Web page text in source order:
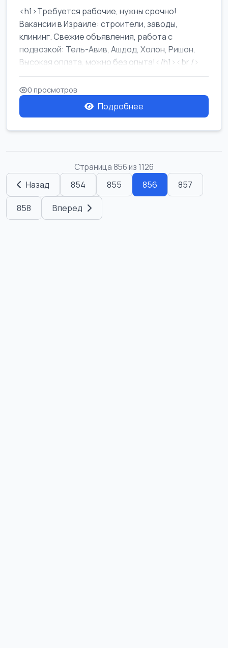
<h1>Требуется рабочие, нужны срочно!
Вакансии в Израиле: строители, заводы,
клининг. Свежие объявления, работа с
подвозкой: Тель-Авив, Ашдод, Холон, Ришон.
Высокая оплата, можно без опыта!</h1><br />
...
0 просмотров
Подробнее
Страница 856 из 1126
Назад 854 855 856 857
858 Вперед